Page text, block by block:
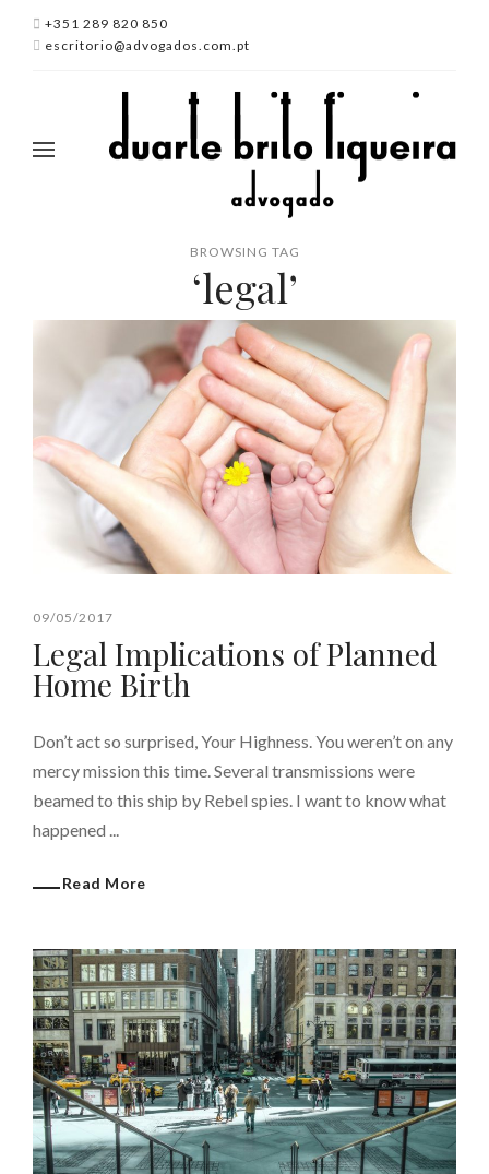
+351 289 820 850
escritorio@advogados.com.pt
BROWSING TAG
‘legal’
09/05/2017
Legal Implications of Planned
Home Birth
Don’t act so surprised, Your Highness. You weren’t on any
mercy mission this time. Several transmissions were
beamed to this ship by Rebel spies. I want to know what
happened ...
Read More